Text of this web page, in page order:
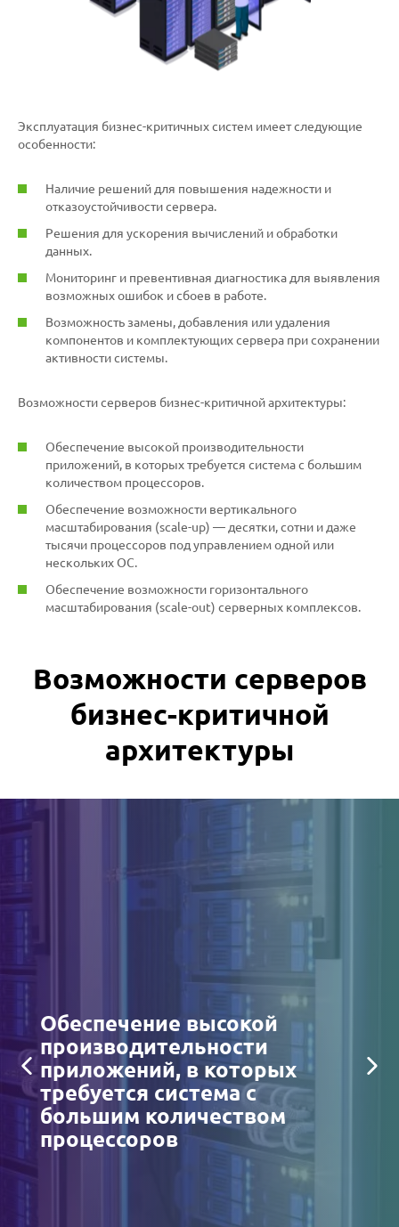
Эксплуатация бизнес-критичных систем имеет следующие
особенности:
Наличие решений для повышения надежности и
отказоустойчивости сервера.
Решения для ускорения вычислений и обработки
данных.
Мониторинг и превентивная диагностика для выявления
возможных ошибок и сбоев в работе.
Возможность замены, добавления или удаления
компонентов и комплектующих сервера при сохранении
активности системы.
Возможности серверов бизнес-критичной архитектуры:
Обеспечение высокой производительности
приложений, в которых требуется система с большим
количеством процессоров.
Обеспечение возможности вертикального
масштабирования (scale-up) — десятки, сотни и даже
тысячи процессоров под управлением одной или
нескольких ОС.
Обеспечение возможности горизонтального
масштабирования (scale-out) серверных комплексов.
Возможности серверов
бизнес-критичной
архитектуры
Обеспечение высокой
производительности
приложений, в которых
требуется система с
большим количеством
процессоров